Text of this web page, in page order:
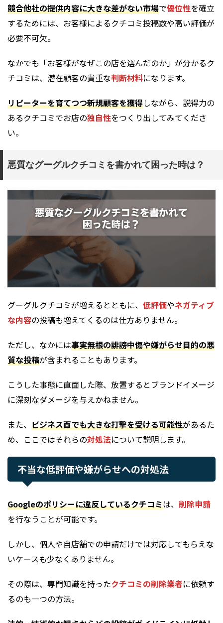
競合他社の提供内容に大きな差がない市場で優位性を確立
するためには、お客様によるクチコミ投稿数や高い評価が
必要不可欠。
なかでも「お客様がなぜこの店を選んだのか」が分かるク
チコミは、潜在顧客の貴重な判断材料になります。
リピーターを育てつつ新規顧客を獲得しながら、説得力の
あるクチコミでお店の独自性をつくり出してみてくださ
い。
悪質なグーグルクチコミを書かれて困った時は？
グーグルクチコミが増えるとともに、 低評価やネガティブ
な内容の投稿も増えてくるのは仕方ありません。
ただし、なかには事実無根の誹謗中傷や嫌がらせ目的の悪
質な投稿が含まれることもあります。
こうした事態に直面した際、放置するとブランドイメージ
に深刻なダメージを与えかねません。
また、 ビジネス面でも大きな打撃を受ける可能性があるた
め、ここではそれらの対処法について説明します。
不当な低評価や嫌がらせへの対処法
Googleのポリシーに違反しているクチコミは、 削除申請
を行なうことが可能です。
しかし、個人や自店舗での申請だけでは対応してもらえな
いケースも少なくありません。
その際は、専門知識を持ったクチコミの削除業者に依頼す
るのも一つの方法。